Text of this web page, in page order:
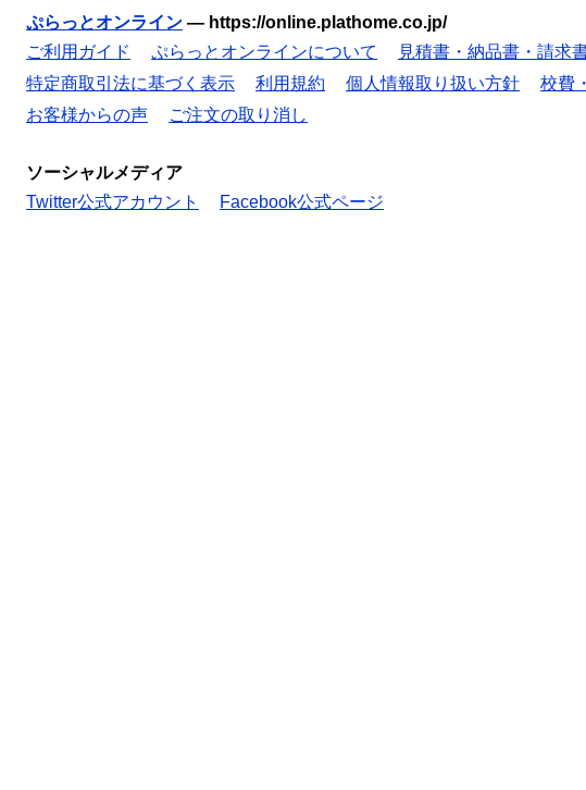
ぷらっとオンライン — https://online.plathome.co.jp/
ご利用ガイド
ぷらっとオンラインについて 見積書・納品書・請求
特定商取引法に基づく表示
利用規約 個人情報取り扱い方針 校費
お客様からの声
ご注文の取り消し
ソーシャルメディア
Twitter公式アカウント
Facebook公式ページ